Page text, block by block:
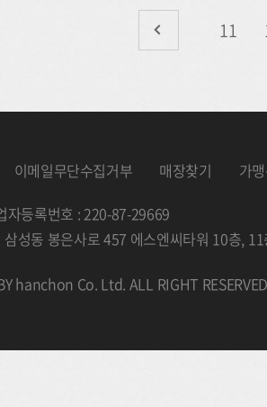
11
이메일무단수집거부 매장찾기
가
등록번호 : 220-87-29669
삼성동 봉은사로 457 에스엔씨타워 10층,
hanchon Co. Ltd. ALL RIGHT